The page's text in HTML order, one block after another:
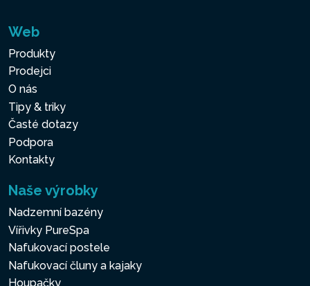
Web
Produkty
Prodejci
O nás
Tipy & triky
Časté dotazy
Podpora
Kontakty
Naše výrobky
Nadzemní bazény
Vířivky PureSpa
Nafukovací postele
Nafukovací čluny a kajaky
Houpačky